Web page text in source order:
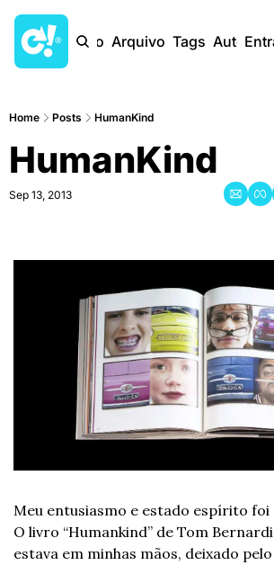
Início Arquivo Tags Autores
Home Posts HumanKind
HumanKind
Sep 13, 2013
Meu entusiasmo e estado espírito foi
O livro “Humankind” de Tom
estava em minhas mãos, deixado